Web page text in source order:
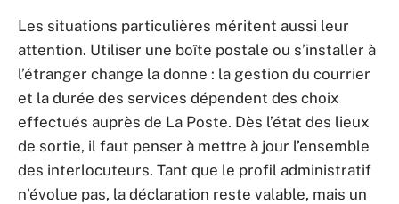
Les situations particulières méritent aussi leur
attention. Utiliser une boîte postale ou s’installer à
l’étranger change la donne : la gestion du courrier
et la durée des services dépendent des choix
effectués auprès de La Poste. Dès l’état des lieux
de sortie, il faut penser à mettre à jour l’ensemble
des interlocuteurs. Tant que le profil administratif
n’évolue pas, la déclaration reste valable, mais un